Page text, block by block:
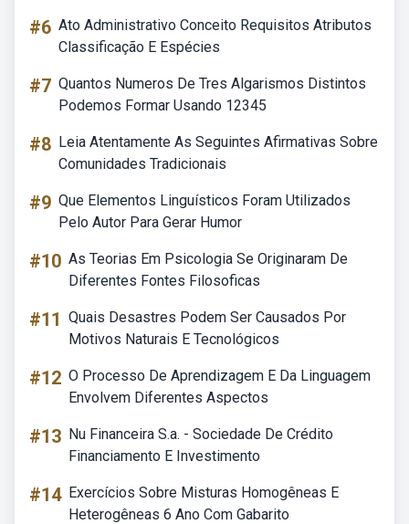
#6 Ato Administrativo Conceito Requisitos Atributos
Classificação E Espécies
#7 Quantos Numeros De Tres Algarismos Distintos
Podemos Formar Usando 12345
#8 Leia Atentamente As Seguintes Afirmativas Sobre
Comunidades Tradicionais
#9 Que Elementos Linguísticos Foram Utilizados
Pelo Autor Para Gerar Humor
#10 As Teorias Em Psicologia Se Originaram De
Diferentes Fontes Filosoficas
#11 Quais Desastres Podem Ser Causados Por
Motivos Naturais E Tecnológicos
#12 O Processo De Aprendizagem E Da Linguagem
Envolvem Diferentes Aspectos
#13 Nu Financeira S.a. - Sociedade De Crédito
Financiamento E Investimento
#14 Exercícios Sobre Misturas Homogêneas E
Heterogêneas 6 Ano Com Gabarito